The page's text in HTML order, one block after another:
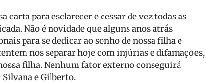
carta para esclarecer e cessar de vez todas as
Não é novidade que alguns anos atrás
para se dedicar ao sonho de nossa filha e
nos separar hoje com injúrias e difamações,
filha. Nenhum fator externo conseguirá
Silvana e Gilberto.